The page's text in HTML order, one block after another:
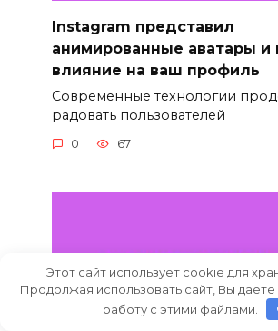
Instagram представил
анимированные аватары и
влияние на ваш профиль
Современные технологии
радовать пользователей
0 67
Этот сайт использует cookie для
Продолжая использовать сайт, Вы даете
работу с этими файлами.